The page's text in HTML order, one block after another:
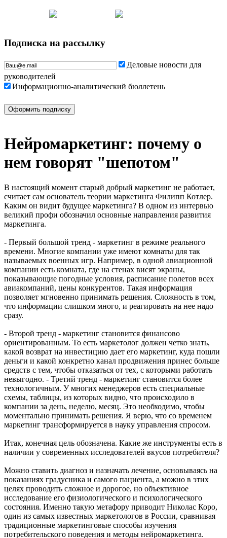
Подписка на рассылку
Деловые новости для
руководителей
Информационно-аналитический бюллетень
Нейромаркетинг: почему о
нем говорят "шепотом"
В настоящий момент старый добрый маркетинг не работает,
считает сам основатель теории маркетинга Филипп Котлер.
Каким он видит будущее маркетинга? В одном из интервью
великий профи обозначил основные направления развития
маркетинга.
- Первый большой тренд - маркетинг в режиме реального
времени. Многие компании уже имеют комнаты для так
называемых военных игр. Например, в одной авиационной
компании есть комната, где на стенах висят экраны,
показывающие погодные условия, расписание полетов всех
авиакомпаний, цены конкурентов. Такая информация
позволяет мгновенно принимать решения. Сложность в том,
что информации слишком много, и реагировать на нее надо
сразу.
- Второй тренд - маркетинг становится финансово
ориентированным. То есть маркетолог должен четко знать,
какой возврат на инвестицию дает его маркетинг, куда пошли
деньги и какой конкретно канал продвижения принес больше
средств с тем, чтобы отказаться от тех, с которыми работать
невыгодно. - Третий тренд - маркетинг становится более
технологичным. У многих менеджеров есть специальные
схемы, таблицы, из которых видно, что происходило в
компании за день, неделю, месяц. Это необходимо, чтобы
моментально принимать решения. Я верю, что со временем
маркетинг трансформируется в науку управления спросом.
Итак, конечная цель обозначена. Какие же инструменты есть в
наличии у современных исследователей вкусов потребителя?
Mожно ставить диагноз и назначать лечение, основываясь на
показаниях градусника и самого пациента, а можно в этих
целях проводить сложное и дорогое, но объективное
исследование его физиологического и психологического
состояния. Именно такую метафору приводит Николас Коро,
один из самых известных маркетологов в России, сравнивая
традиционные маркетинговые способы изучения
потребительского поведения и методы нейромаркетинга.